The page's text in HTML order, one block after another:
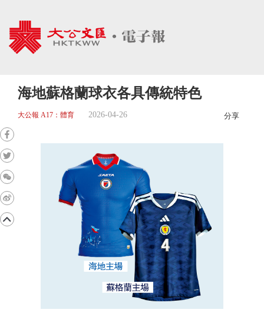
海地蘇格蘭球衣各具傳統特色
大公報 A17：體育 2026-04-26 分享